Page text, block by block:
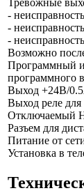
-
-
-
Возможно
Программный и
программного
Выход +24В/
Выход реле
Отключаемый
Разъем для
Питание от
Установка в